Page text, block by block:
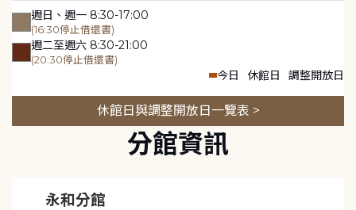
週日、週一 8:30-17:00
(16:30停止借還書)
週二至週六 8:30-21:00
(20:30停止借還書)
今日 休館日 調整開放日
休館日與調整開放日一覽表 >
分館資訊
永和分館